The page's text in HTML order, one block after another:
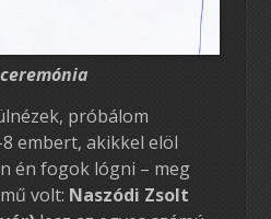
próbálom
embert, akikkel elöl
én fogok lógni – meg
volt: Naszódi Zsolt